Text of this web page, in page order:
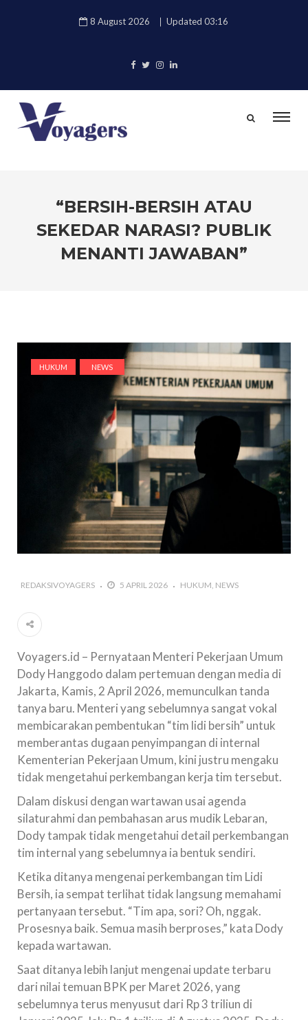
8 August 2026 Updated 03:16
“BERSIH-BERSIH ATAU
SEKEDAR NARASI? PUBLIK
MENANTI JAWABAN”
HUKUM NEWS
REDAKSIVOYAGERS 5 APRIL 2026 HUKUM NEWS
Voyagers.id – Pernyataan Menteri Pekerjaan Umum
Dody Hanggodo dalam pertemuan dengan media di
Jakarta, Kamis, 2 April 2026, memunculkan tanda
tanya baru. Menteri yang sebelumnya sangat vokal
membicarakan pembentukan “tim lidi bersih” untuk
memberantas dugaan penyimpangan di internal
Kementerian Pekerjaan Umum, kini justru mengaku
tidak mengetahui perkembangan kerja tim tersebut.
Dalam diskusi dengan wartawan usai agenda
silaturahmi dan pembahasan arus mudik Lebaran,
Dody tampak tidak mengetahui detail perkembangan
tim internal yang sebelumnya ia bentuk sendiri.
Ketika ditanya mengenai perkembangan tim Lidi
Bersih, ia sempat terlihat tidak langsung memahami
pertanyaan tersebut. “Tim apa, sori? Oh, nggak.
Prosesnya baik. Semua masih berproses,” kata Dody
kepada wartawan.
Saat ditanya lebih lanjut mengenai update terbaru
dari nilai temuan BPK per Maret 2026, yang
sebelumnya terus menyusut dari Rp 3 triliun di